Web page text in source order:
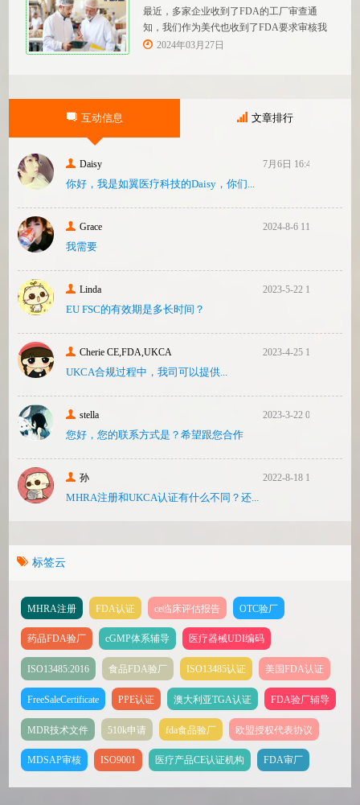
最近，多家企业收到了FDA的工厂审查通
知，我们作为美代也收到了FDA要求审核我
们客户验厂的通知邮件。起因是2023年12
2024年03月27日
互动信息 文章排行
Daisy 7月6日 16:47
你好，我是如翼医疗科技的Daisy，你们...
Grace 2024-8-6 11:14
我需要
Linda 2023-5-22 10:43
EU FSC的有效期是多长时间？
Cherie CE,FDA,UKCA 2023-4-25 16:24
UKCA合‮过规‬程中，我司可‮提以‬供...
stella 2023-3-22 08:31
您好，您的联系方式是？希望跟您合作
孙 2022-8-18 17:47
MHRA注册和UKCA认证有什么不同？还...
标签云
MHRA注册 FDA认证 ce临床评估报告 OTC验厂
药品FDA验厂 cGMP体系辅导 医疗器械UDI编码
ISO13485:2016 食品FDA验厂 ISO13485认证 美国FDA认证
FreeSaleCertificate PPE认证 澳大利亚TGA认证 FDA验厂辅导
MDR技术文件 510k申请 fda食品验厂 欧盟授权代表协议
MDSAP审核 ISO9001 医疗产品CE认证机构 FDA审厂